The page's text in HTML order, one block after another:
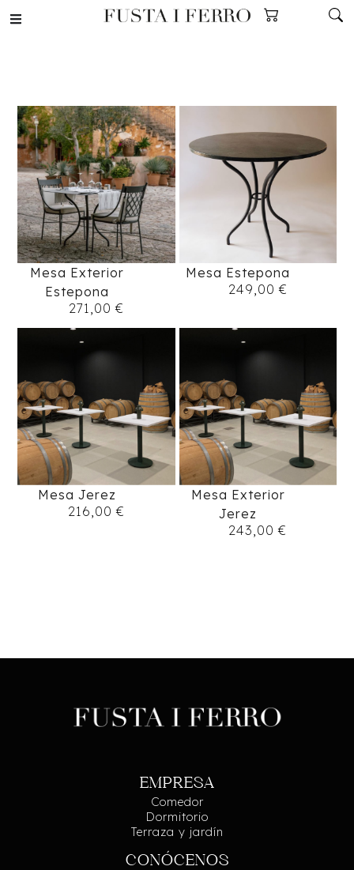
Mesa Exterior
Estepona
271,00€
Mesa Estepona
249,00€
Mesa Jerez
216,00€
Mesa Exterior
Jerez
243,00€
EMPRESA
Comedor
Dormitorio
Terraza y jardín
CONÓCENOS